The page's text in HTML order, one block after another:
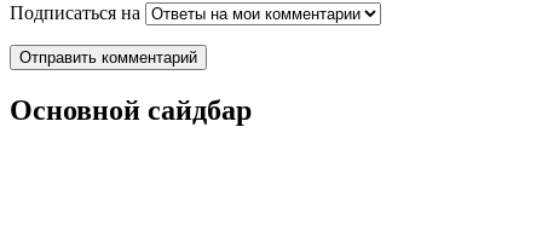
Подписаться на
Основной сайдбар